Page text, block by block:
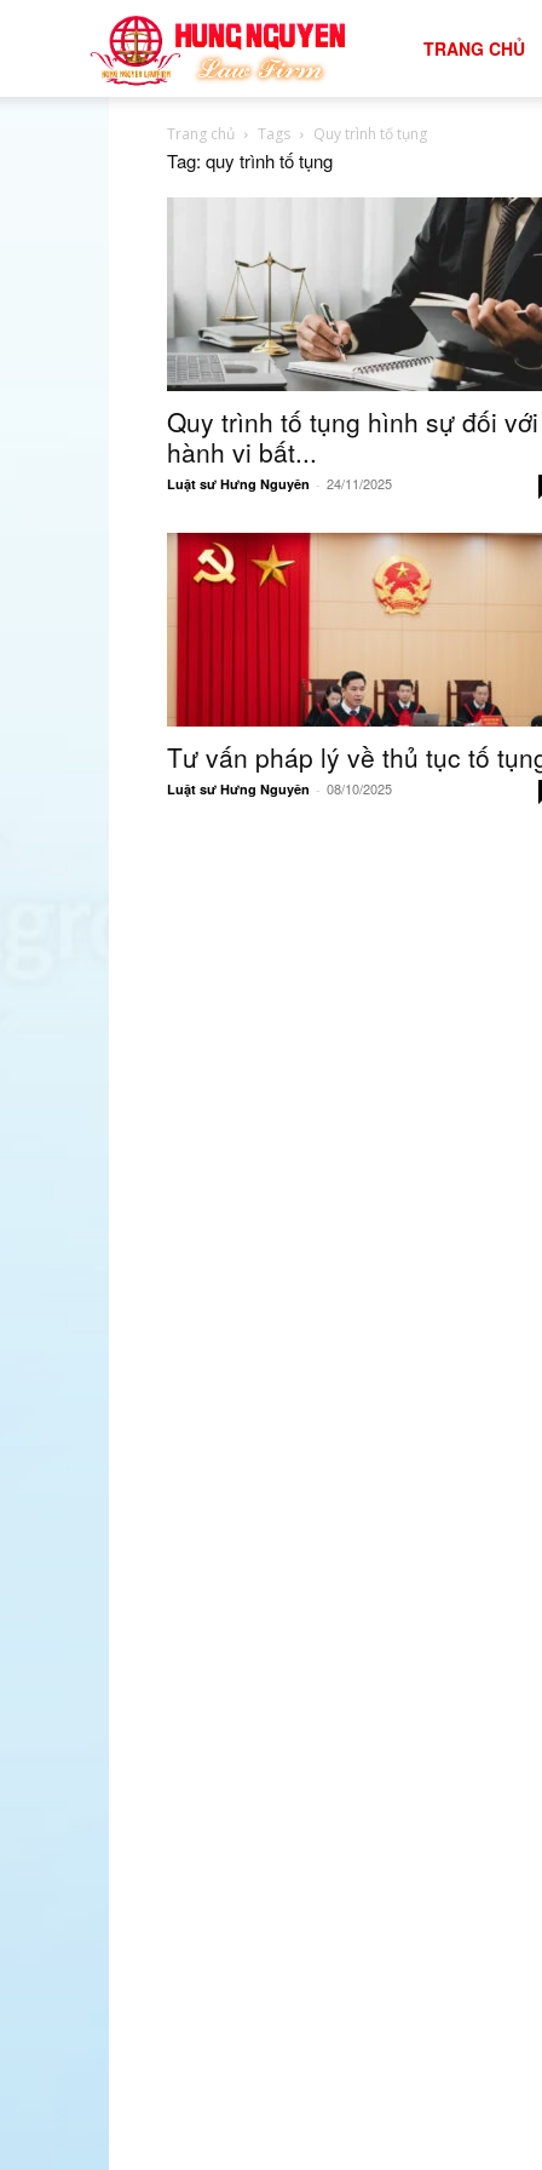
vấn
đất
đai
hiệu
TRANG CHỦ
Trang chủ Tags Quy trình tố tụng
Tag: quy trình tố tụng
Quy trình tố tụng hình sự đối với
hành vi bất...
Luật sư Hưng Nguyên - 24/11/2025
Tư vấn pháp lý về thủ tục tố
Luật sư Hưng Nguyên - 08/10/2025